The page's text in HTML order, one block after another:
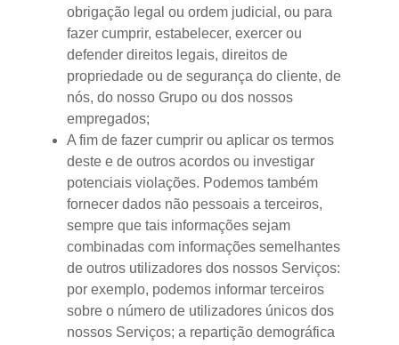
obrigação legal ou ordem judicial, ou para
fazer cumprir, estabelecer, exercer ou
defender direitos legais, direitos de
propriedade ou de segurança do cliente, de
nós, do nosso Grupo ou dos nossos
empregados;
A fim de fazer cumprir ou aplicar os termos
deste e de outros acordos ou investigar
potenciais violações. Podemos também
fornecer dados não pessoais a terceiros,
sempre que tais informações sejam
combinadas com informações semelhantes
de outros utilizadores dos nossos Serviços:
por exemplo, podemos informar terceiros
sobre o número de utilizadores únicos dos
nossos Serviços; a repartição demográfica